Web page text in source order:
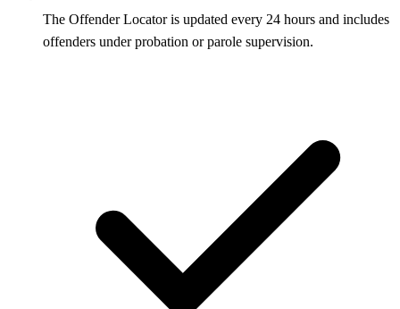
The Offender Locator is updated every 24 hours and includes
offenders under probation or parole supervision.